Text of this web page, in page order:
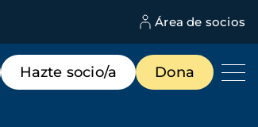
Área de socios
Menú
de
destacados
Hazte socio/a Dona